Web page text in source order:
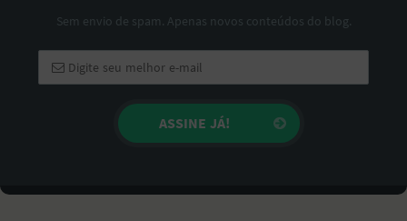
Sem envio de spam. Apenas novos conteúdos do blog.